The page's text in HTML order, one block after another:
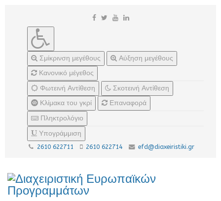
Σμίκρινση μεγέθους
Αύξηση μεγέθους
Κανονικό μέγεθος
Φωτεινή Αντίθεση
Σκοτεινή Αντίθεση
Κλίμακα του γκρί
Επαναφορά
Πληκτρολόγιο
Υπογράμμιση
2610 622711 2610 622714 efd@diaxeiristiki.gr